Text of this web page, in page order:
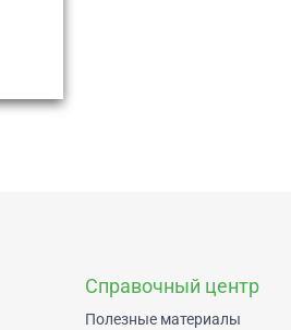
Справочный центр
Полезные материалы